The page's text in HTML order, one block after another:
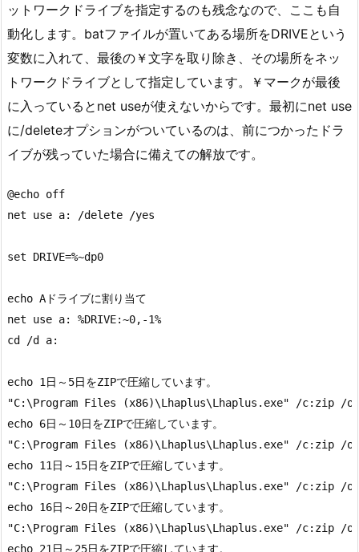
ットワークドライブを指定するのも残念なので、ここも自
動化します。batファイルが置いてある場所をDRIVEという
変数に入れて、最後の￥文字を取り除き、その場所をネッ
トワークドライブとして指定しています。￥マークが最後
に入っているとnet useが使えないからです。最初にnet use
に/deleteオプションがついているのは、前につかったドラ
イブが残っていた場合に備えての解放です。
@echo off
net use a: /delete /yes
set DRIVE=%~dp0
echo Aドライブに割り当て
net use a: %DRIVE:~0,-1%
cd /d a:
echo 1日～5日をZIPで圧縮しています。
"C:\Program Files (x86)\Lhaplus\Lhaplus.exe" /c:zip
echo 6日～10日をZIPで圧縮しています。
"C:\Program Files (x86)\Lhaplus\Lhaplus.exe" /c:zip
echo 11日～15日をZIPで圧縮しています。
"C:\Program Files (x86)\Lhaplus\Lhaplus.exe" /c:zip /
echo 16日～20日をZIPで圧縮しています。
"C:\Program Files (x86)\Lhaplus\Lhaplus.exe" /c:zip /
echo 21日～25日をZIPで圧縮しています。